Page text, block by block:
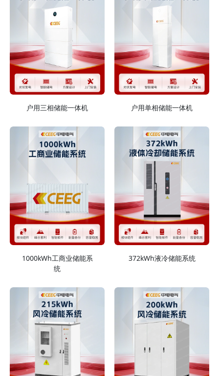
户用三相储能一体机 户用单相储能一体机
1000kWh工商业储能系
统
372kWh液冷储能系统